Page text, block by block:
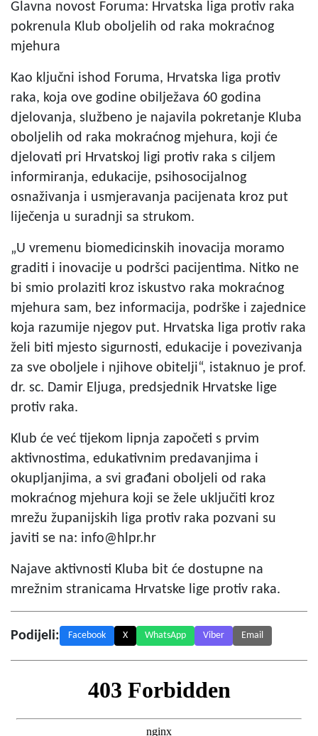
Glavna novost Foruma: Hrvatska liga protiv raka
pokrenula Klub oboljelih od raka mokraćnog
mjehura
Kao ključni ishod Foruma, Hrvatska liga protiv
raka, koja ove godine obilježava 60 godina
djelovanja, službeno je najavila pokretanje Kluba
oboljelih od raka mokraćnog mjehura, koji će
djelovati pri Hrvatskoj ligi protiv raka s ciljem
informiranja, edukacije, psihosocijalnog
osnaživanja i usmjeravanja pacijenata kroz put
liječenja u suradnji sa strukom.
„U vremenu biomedicinskih inovacija moramo
graditi i inovacije u podršci pacijentima. Nitko ne
bi smio prolaziti kroz iskustvo raka mokraćnog
mjehura sam, bez informacija, podrške i zajednice
koja razumije njegov put. Hrvatska liga protiv raka
želi biti mjesto sigurnosti, edukacije i povezivanja
za sve oboljele i njihove obitelji“, istaknuo je prof.
dr. sc. Damir Eljuga, predsjednik Hrvatske lige
protiv raka.
Klub će već tijekom lipnja započeti s prvim
aktivnostima, edukativnim predavanjima i
okupljanjima, a svi građani oboljeli od raka
mokraćnog mjehura koji se žele uključiti kroz
mrežu županijskih liga protiv raka pozvani su
javiti se na: info@hlpr.hr
Najave aktivnosti Kluba bit će dostupne na
mrežnim stranicama Hrvatske lige protiv raka.
Podijeli: Facebook X WhatsApp Viber Email